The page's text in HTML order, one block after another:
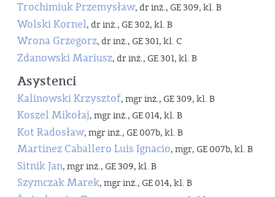
Trochimiuk Przemysław, dr inż., GE 309, kl. B
Wolski Kornel, dr inż., GE 302, kl. B
Wrona Grzegorz, dr inż., GE 301, kl. C
Zdanowski Mariusz, dr inż., GE 301, kl. B
Asystenci
Kalinowski Krzysztof, mgr inż., GE 309, kl. B
Koszel Mikołaj, mgr inż., GE 014, kl. B
Kot Radosław, mgr inż., GE 007b, kl. B
Martinez Caballero Luis Ignacio, mgr, GE 007b, kl. B
Sitnik Jan, mgr inż., GE 309, kl. B
Szymczak Marek, mgr inż., GE 014, kl. B